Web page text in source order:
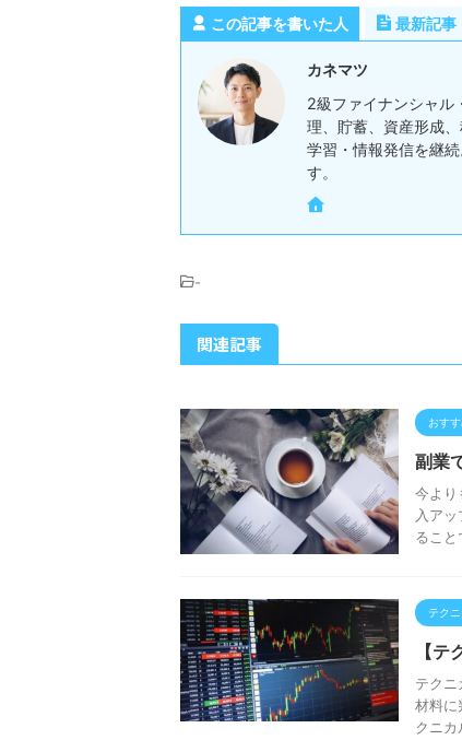
この記事を書いた人 最新記事
カネマツ
2級ファイナンシャル
理、貯蓄、資産形成
学習・情報発信を継
す。
-
関連記事
おす
副業
今より
入ア
るこ
テク
【
テクニ
材料に
クニ